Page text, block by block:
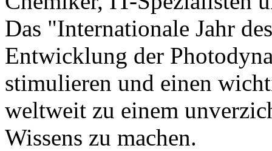
Das "Internationale Jahr
Entwicklung der
stimulieren und einen
weltweit zu einem
Wissens zu machen.